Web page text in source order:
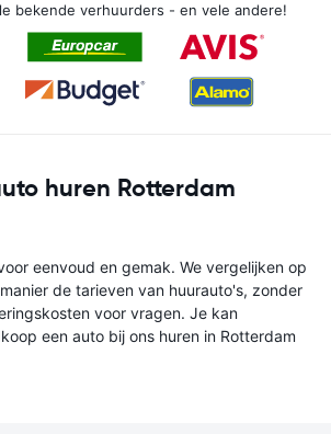
bekende verhuurders - en vele andere!
huren Rotterdam
eenvoud en gemak. We vergelijken op
de tarieven van huurauto's, zonder
voor vragen. Je kan
een auto bij ons huren in Rotterdam